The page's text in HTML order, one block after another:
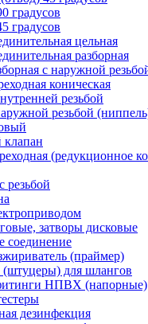
градусов
градусов
цельная
разборная
с наружной
коническая
резьбой
резьбой
(редукционное
резьбой
затворы дисковые
соединение
(праймер)
для шлангов
НПВХ (напорные)
дезинфекция